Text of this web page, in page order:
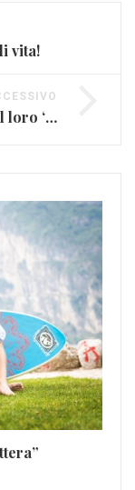
vita!
Muse in Italia nel 2016 con il loro ‘Drones World Tour’